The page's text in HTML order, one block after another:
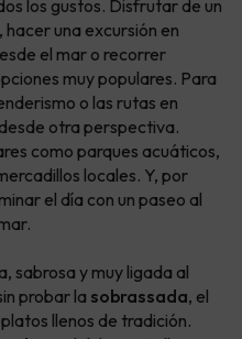
los gustos. Disfrutar de un
una excursión en
el mar o recorrer
muy populares. Para
o las rutas en
otra perspectiva.
como parques acuáticos,
locales. Y, por
el día con un paseo al
sabrosa y muy ligada al
probar la sobrassada, el
platos llenos de tradición.